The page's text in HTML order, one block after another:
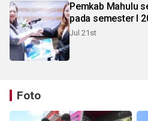
Pemkab Mahulu
pada semester I
Jul 21st
Foto